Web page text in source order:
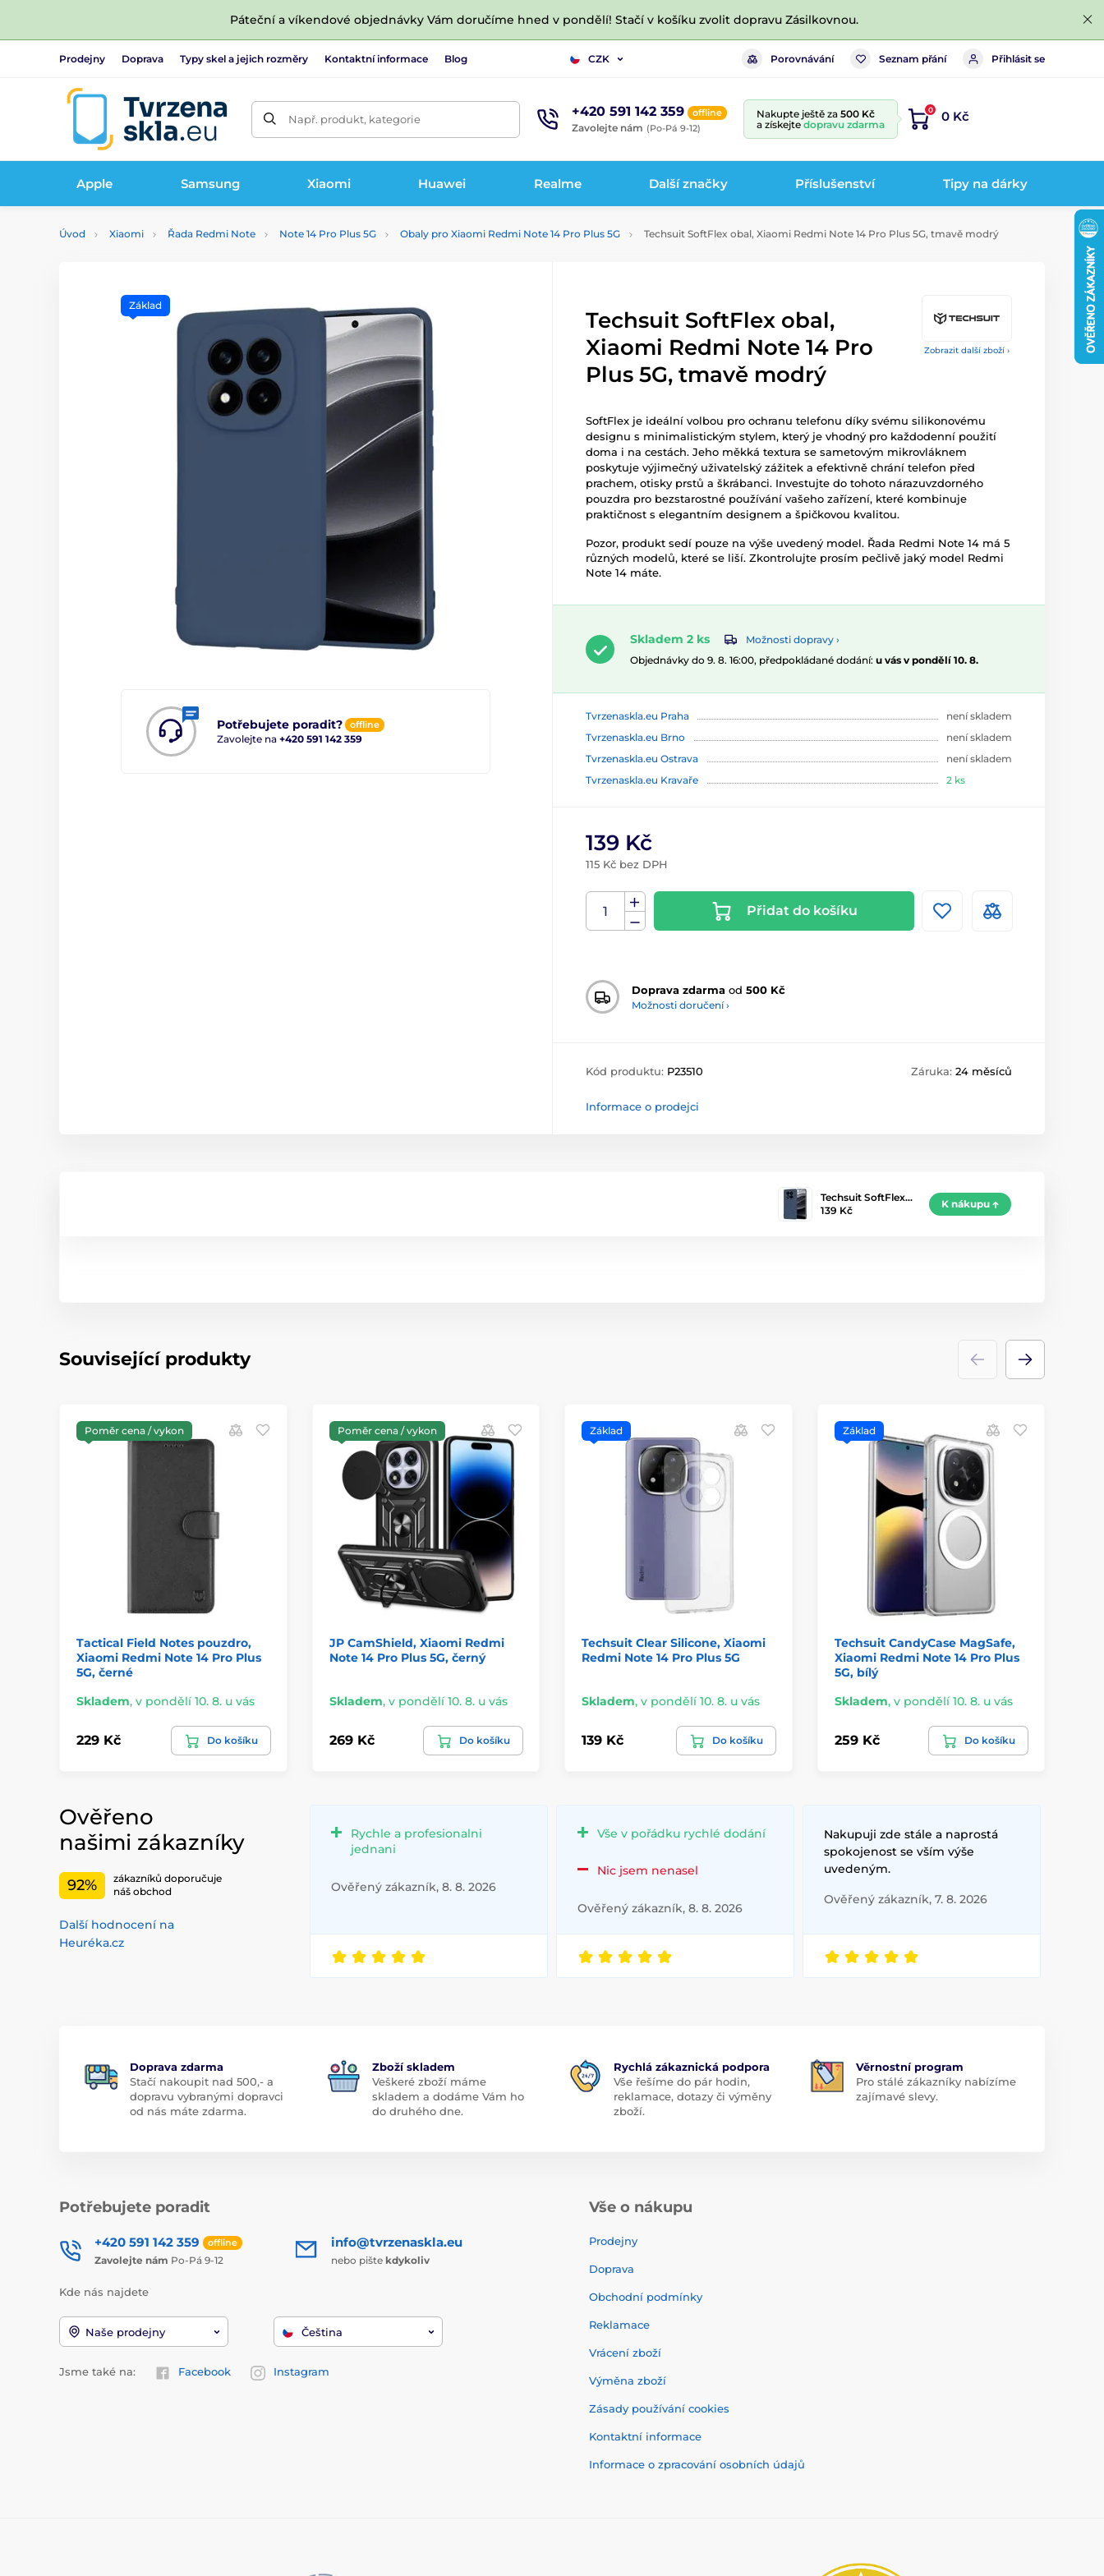
Páteční a víkendové objednávky Vám doručíme hned v pondělí! Stačí v košíku zvolit dopravu Zásilkovnou.
Prodejny Doprava Typy skel a jejich rozměry Kontaktní informace Blog CZK Porovnávání Seznam přání Přihlásit se
Např. produkt, kategorie +420 591 142 359 offline
Zavolejte nám (Po-Pá 9-12)
Nakupte ještě za 500 Kč
a získejte dopravu zdarma
0 0 Kč
Apple Samsung Xiaomi Huawei Realme Další značky Příslušenství Tipy na dárky
Úvod Xiaomi Řada Redmi Note Note 14 Pro Plus 5G Obaly pro Xiaomi Redmi Note 14 Pro Plus 5G Techsuit SoftFlex obal, Xiaomi Redmi Note 14 Pro Plus 5G, tmavě modrý
Zobrazit další zboží ›
Potřebujete poradit? offline
Zavolejte na +420 591 142 359
Základ
Techsuit SoftFlex obal,
Xiaomi Redmi Note 14 Pro
Plus 5G, tmavě modrý
SoftFlex je ideální volbou pro ochranu telefonu díky svému silikonovému
designu s minimalistickým stylem, který je vhodný pro každodenní použití
doma i na cestách. Jeho měkká textura se sametovým mikrovláknem
poskytuje výjimečný uživatelský zážitek a efektivně chrání telefon před
prachem, otisky prstů a škrábanci. Investujte do tohoto nárazuvzdorného
pouzdra pro bezstarostné používání vašeho zařízení, které kombinuje
praktičnost s elegantním designem a špičkovou kvalitou.
Pozor, produkt sedí pouze na výše uvedený model. Řada Redmi Note 14 má 5
různých modelů, které se liší. Zkontrolujte prosím pečlivě jaký model Redmi
Note 14 máte.
Skladem 2 ks
Možnosti dopravy ›
Objednávky do 9. 8. 16:00, předpokládané dodání: u vás v pondělí 10. 8.
Tvrzenaskla.eu Praha
není skladem
Tvrzenaskla.eu Brno
není skladem
Tvrzenaskla.eu Ostrava
není skladem
Tvrzenaskla.eu Kravaře
2 ks
139 Kč
115 Kč bez DPH
Přidat do košíku
Doprava zdarma od 500 Kč
Možnosti doručení ›
Kód produktu: P23510 Záruka: 24 měsíců
Informace o prodejci
Techsuit SoftFlex…
139 Kč
K nákupu
Související produkty
Poměr cena / vykon
Tactical Field Notes pouzdro,
Xiaomi Redmi Note 14 Pro Plus
5G, černé
Skladem, v pondělí 10. 8. u vás
229 Kč Do košíku
Poměr cena / vykon
JP CamShield, Xiaomi Redmi
Note 14 Pro Plus 5G, černý
Skladem, v pondělí 10. 8. u vás
269 Kč Do košíku
Základ
Techsuit Clear Silicone, Xiaomi
Redmi Note 14 Pro Plus 5G
Skladem, v pondělí 10. 8. u vás
139 Kč Do košíku
Základ
Techsuit CandyCase MagSafe,
Xiaomi Redmi Note 14 Pro Plus
5G, bílý
Skladem, v pondělí 10. 8. u vás
259 Kč Do košíku
Ověřeno
našimi zákazníky
92%
zákazníků doporučuje
náš obchod
Další hodnocení na
Heuréka.cz
Rychle a profesionalni
jednani
Ověřený zákazník, 8. 8. 2026
Vše v pořádku rychlé dodání
Nic jsem nenasel
Ověřený zákazník, 8. 8. 2026
Nakupuji zde stále a naprostá
spokojenost se vším výše
uvedeným.
Ověřený zákazník, 7. 8. 2026
Doprava zdarma
Stačí nakoupit nad 500,- a
dopravu vybranými dopravci
od nás máte zdarma.
Zboží skladem
Veškeré zboží máme
skladem a dodáme Vám ho
do druhého dne.
Rychlá zákaznická podpora
Vše řešíme do pár hodin,
reklamace, dotazy či výměny
zboží.
Věrnostní program
Pro stálé zákazníky nabízíme
zajímavé slevy.
Potřebujete poradit
+420 591 142 359 offline
Zavolejte nám Po-Pá 9-12
info@tvrzenaskla.eu
nebo pište kdykoliv
Kde nás najdete
Naše prodejny Čeština
Jsme také na: Facebook Instagram
Vše o nákupu
Prodejny
Doprava
Obchodní podmínky
Reklamace
Vrácení zboží
Výměna zboží
Zásady používání cookies
Kontaktní informace
Informace o zpracování osobních údajů